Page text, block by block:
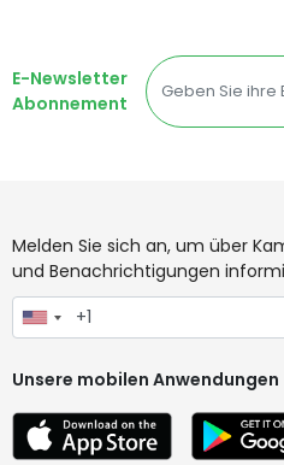
E-Newsletter
Abonnement
Melden Sie sich an, um über
und Benachrichtigungen
Unsere mobilen Anwendungen